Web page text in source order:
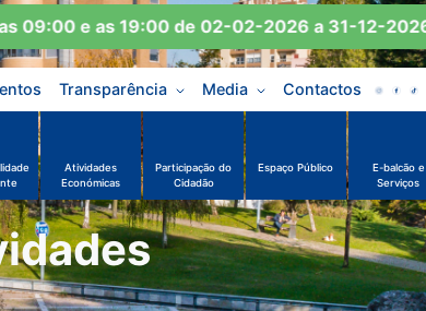
e as 19:00 de 02-02-2026 a 31-12-2026
Transparência Media Contactos
Atividades
Económicas
Participação do
Cidadão
Espaço Público
E-balcão e
Serviços